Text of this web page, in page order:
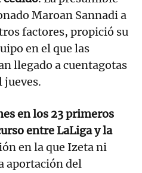
Maroan Sannadi a
factores, propició su
en el que las
llegado a cuentagotas
jueves.
en los 23 primeros
entre LaLiga y la
en la que Izeta ni
aportación del